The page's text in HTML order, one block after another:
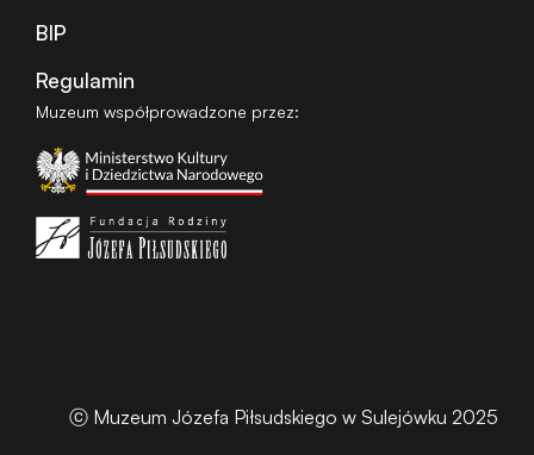
BIP
Regulamin
Muzeum współprowadzone przez:
ⓒ Muzeum Józefa Piłsudskiego w Sulejówku 2025